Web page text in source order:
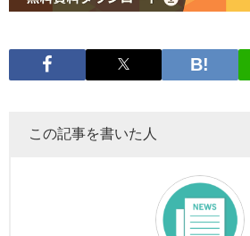
この記事を書いた人